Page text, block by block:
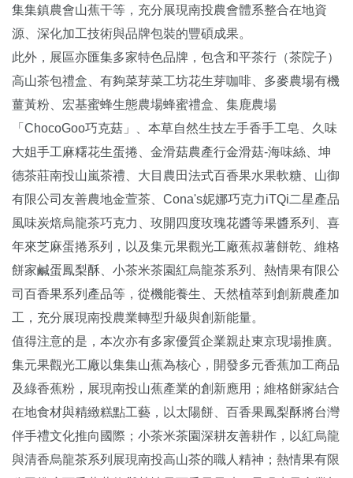
集集鎮農會山蕉干等，充分展現南投農會體系整合在地資
源、深化加工技術與品牌包裝的豐碩成果。
此外，展區亦匯集多家特色品牌，包含和平茶行（茶院子）
高山茶包禮盒、有夠菜芽菜工坊花生芽咖啡、多麥農場有機
薑黃粉、宏基蜜蜂生態農場蜂蜜禮盒、集鹿農場
「ChocoGoo巧克菇」、本草自然生技左手香手工皂、久味
大姐手工麻糬花生蛋捲、金滑菇農產行金滑菇-海味絲、坤
德茶莊南投山嵐茶禮、大目農田法式百香果水果軟糖、山御
有限公司友善農地金萱茶、Cona's妮娜巧克力iTQi二星產品
風味炭焙烏龍茶巧克力、玫開四度玫瑰花醬等果醬系列、喜
年來芝麻蛋捲系列，以及集元果觀光工廠蕉叔薯餅乾、維格
餅家鹹蛋鳳梨酥、小茶米茶園紅烏龍茶系列、熱情果有限公
司百香果系列產品等，從機能養生、天然植萃到創新農產加
工，充分展現南投農業轉型升級與創新能量。
值得注意的是，本次亦有多家優質企業親赴東京現場推廣。
集元果觀光工廠以集集山蕉為核心，開發多元香蕉加工商品
及綠香蕉粉，展現南投山蕉產業的創新應用；維格餅家結合
在地食材與精緻糕點工藝，以太陽餅、百香果鳳梨酥將台灣
伴手禮文化推向國際；小茶米茶園深耕友善耕作，以紅烏龍
與清香烏龍茶系列展現南投高山茶的職人精神；熱情果有限